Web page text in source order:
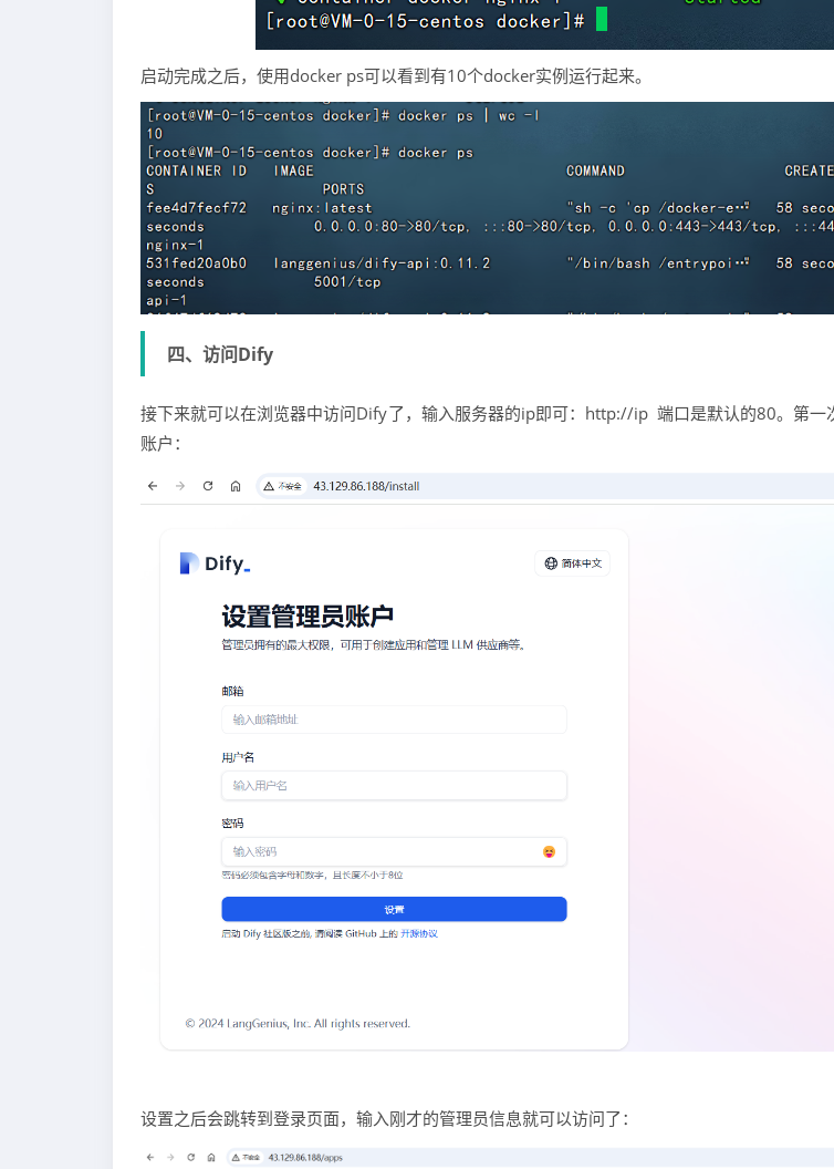
启动完成之后，使用docker ps可以看到有10个docker实例运行起来。
四、访问Dify
接下来就可以在浏览器中访问Dify了，输入服务器的ip即可：http://ip 端口是默认的80。第一
账户：
设置之后会跳转到登录页面，输入刚才的管理员信息就可以访问了：